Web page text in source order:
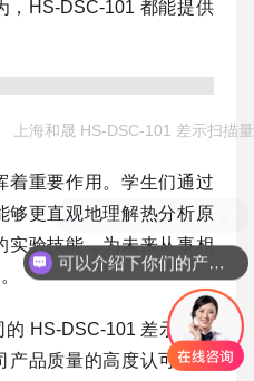
，HS-DSC-101 都能提供
上海和晟 HS-DSC-101 差示扫描
着重要作用。学生们通过
够更直观地理解热分析原
实验技能，为未来从事相
HS-DSC-101 差示扫描
产品质量的高度认可，也
可以介绍下你们的产品么？